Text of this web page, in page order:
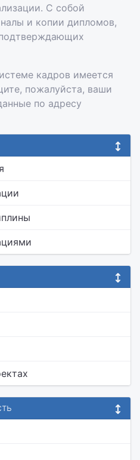
С собой
и копии дипломов,
кадров имеется
пожалуйста, ваши
по адресу